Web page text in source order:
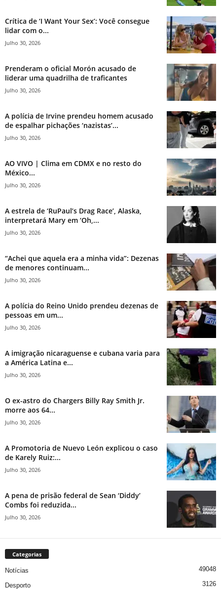
Crítica de ‘I Want Your Sex’: Você consegue
lidar com o...
Julho 30, 2026
Prenderam o oficial Morón acusado de
liderar uma quadrilha de traficantes
Julho 30, 2026
A polícia de Irvine prendeu homem acusado
de espalhar pichações ‘nazistas’...
Julho 30, 2026
AO VIVO | Clima em CDMX e no resto do
México...
Julho 30, 2026
A estrela de ‘RuPaul’s Drag Race’, Alaska,
interpretará Mary em ‘Oh,...
Julho 30, 2026
“Achei que aquela era a minha vida”: Dezenas
de menores continuam...
Julho 30, 2026
A polícia do Reino Unido prendeu dezenas de
pessoas em um...
Julho 30, 2026
A imigração nicaraguense e cubana varia para
a América Latina e...
Julho 30, 2026
O ex-astro do Chargers Billy Ray Smith Jr.
morre aos 64...
Julho 30, 2026
A Promotoria de Nuevo León explicou o caso
de Karely Ruiz:...
Julho 30, 2026
A pena de prisão federal de Sean ‘Diddy’
Combs foi reduzida...
Julho 30, 2026
Categorias
Notícias 49048
Desporto 3126